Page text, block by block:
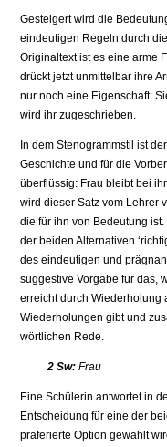
Gesteigert wird die
eindeutigen Regeln durch
Originaltext ist es eine arme
drückt jetzt unmittelbar ihre
nur noch eine Eigenschaft:
wird ihr zugeschrieben.
In dem Stenogrammstil ist
Geschichte und für die
überflüssig: Frau bleibt bei
wird dieser Satz vom Lehrer
die für ihn von Bedeutung
der beiden Alternativen
des eindeutigen und
suggestive Vorgabe für das,
erreicht durch Wiederholung
Wiederholungen gibt und
wörtlichen Rede.
2 Sw: Frau
Eine Schülerin antwortet in
Entscheidung für eine der
präferierte Option gewählt